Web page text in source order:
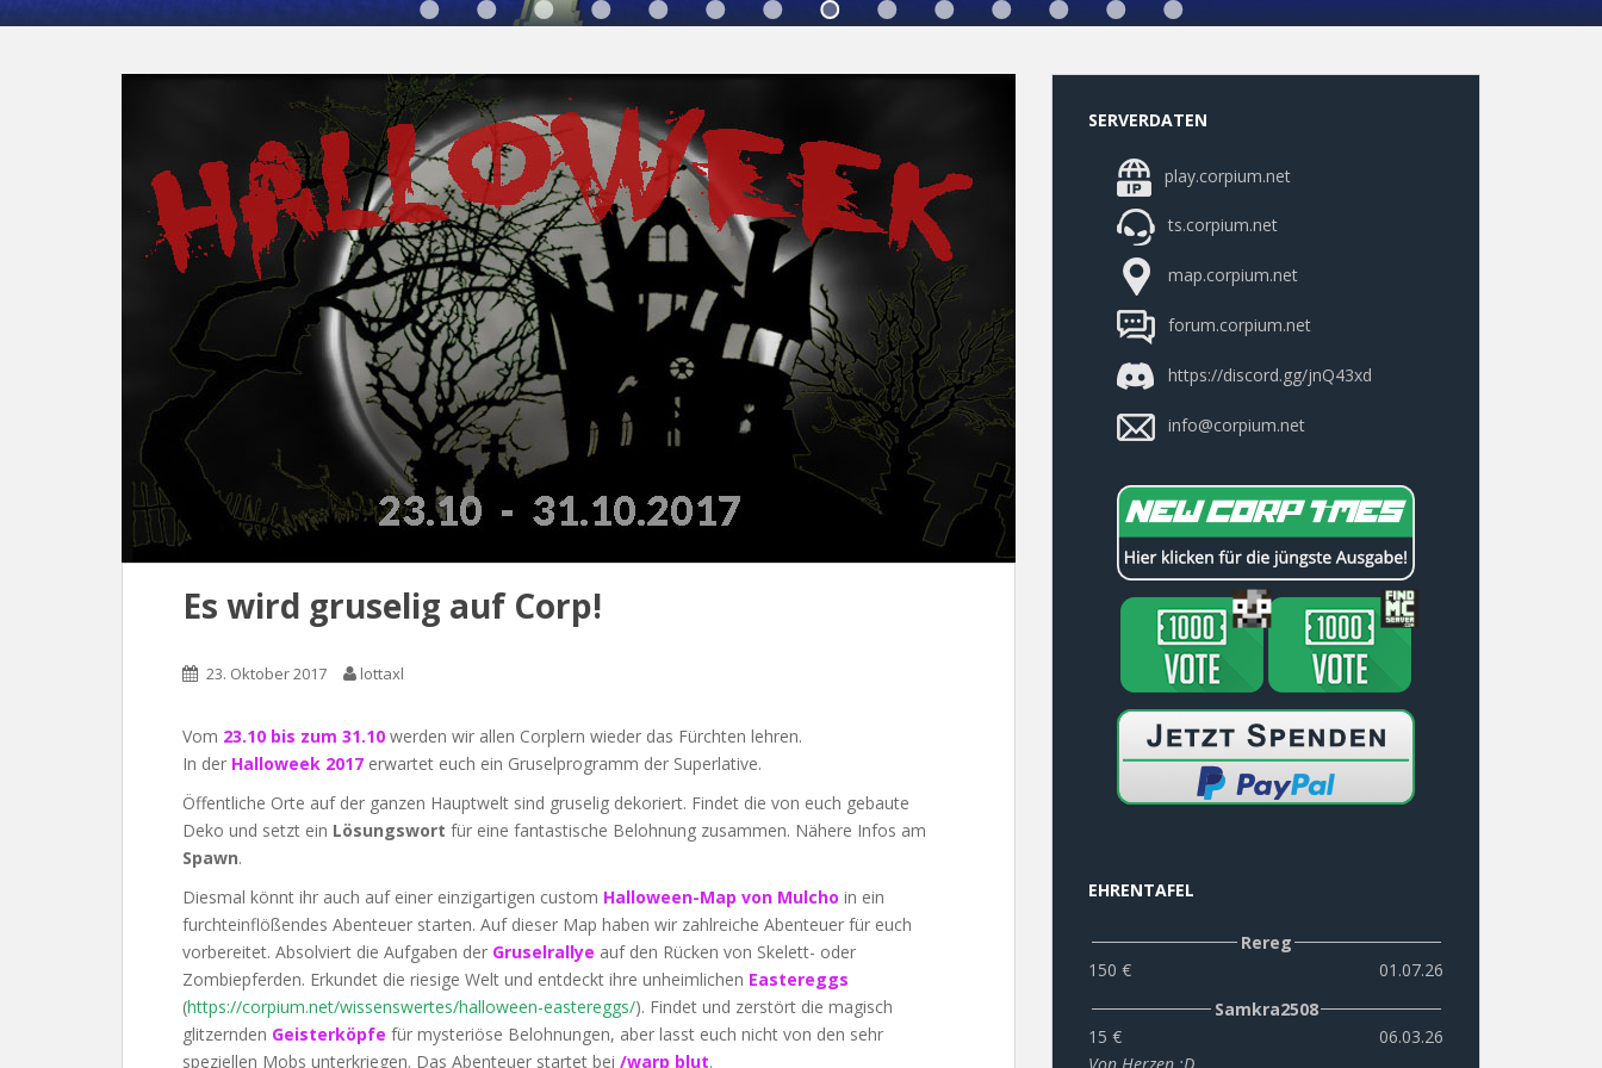
Es wird gruselig auf Corp!
23. Oktober 2017 lottaxl
Vom 23.10 bis zum 31.10 werden wir allen Corplern wieder das Fürchten lehren.
In der Halloweek 2017 erwartet euch ein Gruselprogramm der Superlative.
Öffentliche Orte auf der ganzen Hauptwelt sind gruselig dekoriert. Findet die von euch gebaute
Deko und setzt ein Lösungswort für eine fantastische Belohnung zusammen. Nähere Infos am
Spawn.
Diesmal könnt ihr auch auf einer einzigartigen custom Halloween-Map von Mulcho in ein
furchteinflößendes Abenteuer starten. Auf dieser Map haben wir zahlreiche Abenteuer für euch
vorbereitet. Absolviert die Aufgaben der Gruselrallye auf den Rücken von Skelett- oder
Zombiepferden. Erkundet die riesige Welt und entdeckt ihre unheimlichen Eastereggs
(https://corpium.net/wissenswertes/halloween-eastereggs/). Findet und zerstört die magisch
glitzernden Geisterköpfe für mysteriöse Belohnungen, aber lasst euch nicht von den sehr
speziellen Mobs unterkriegen. Das Abenteuer startet bei /warp blut.
SERVERDATEN
play.corpium.net
ts.corpium.net
map.corpium.net
forum.corpium.net
https://discord.gg/jnQ43xd
info@corpium.net
EHRENTAFEL
Rereg
150 €
01.07.26
Samkra2508
15 €
06.03.26